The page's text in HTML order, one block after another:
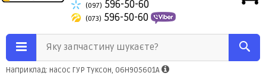
(097) 596-50-60
(073) 596-50-60
Яку запчастину шукаєте?
Наприклад: насос ГУР Туксон, 06H905601A